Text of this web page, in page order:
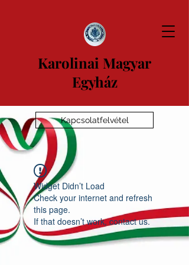
Karolinai Magyar
Egyház
Kapcsolatfelvétel
Widget Didn’t Load
Check your internet and refresh
this page.
If that doesn’t work, contact us.